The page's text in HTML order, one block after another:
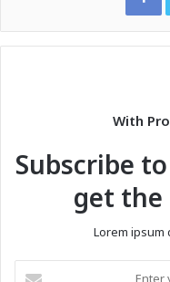
With
Subscribe
get the
Lorem ipsum